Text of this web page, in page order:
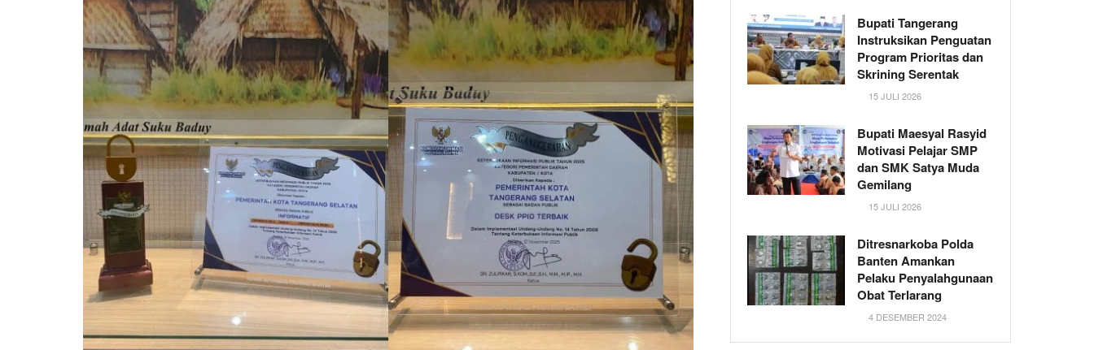
Bupati Tangerang
Instruksikan Penguatan
Program Prioritas dan
Skrining Serentak
15 JULI 2026
Bupati Maesyal Rasyid
Motivasi Pelajar SMP
dan SMK Satya Muda
Gemilang
15 JULI 2026
Ditresnarkoba Polda
Banten Amankan
Pelaku Penyalahgunaan
Obat Terlarang
4 DESEMBER 2024